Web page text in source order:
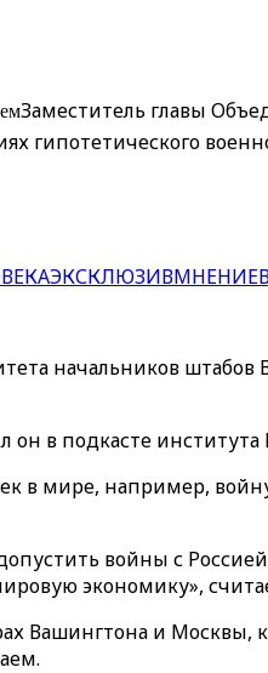
Заместитель главы
гипотетического
ЭКСКЛЮЗИВМНЕНИЕ
начальников
в подкасте института
в мире, например,
войны с
экономику»,
Вашингтона и